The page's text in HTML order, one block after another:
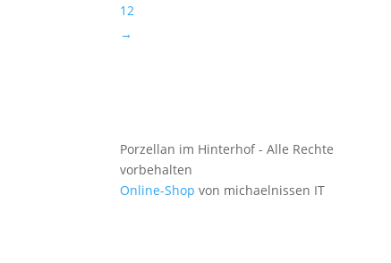
12
→
Porzellan im Hinterhof - Alle Rechte
vorbehalten
Online-Shop von michaelnissen IT